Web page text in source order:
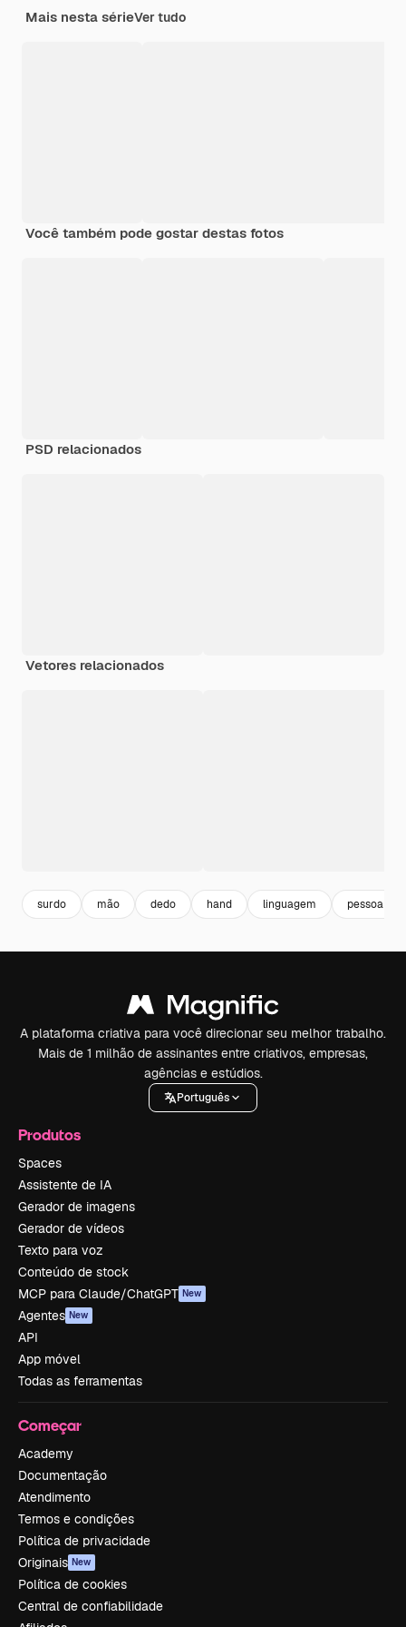
Mais nesta sérieVer tudo
Você também pode gostar destas fotos
PSD relacionados
Vetores relacionados
surdo mão dedo hand linguagem pessoa
A plataforma criativa para você direcionar seu melhor trabalho.
Mais de 1 milhão de assinantes entre criativos, empresas,
agências e estúdios.
Português
Produtos
Spaces
Assistente de IA
Gerador de imagens
Gerador de vídeos
Texto para voz
Conteúdo de stock
MCP para Claude/ChatGPT New
Agentes New
API
App móvel
Todas as ferramentas
Começar
Academy
Documentação
Atendimento
Termos e condições
Política de privacidade
Originais New
Política de cookies
Central de confiabilidade